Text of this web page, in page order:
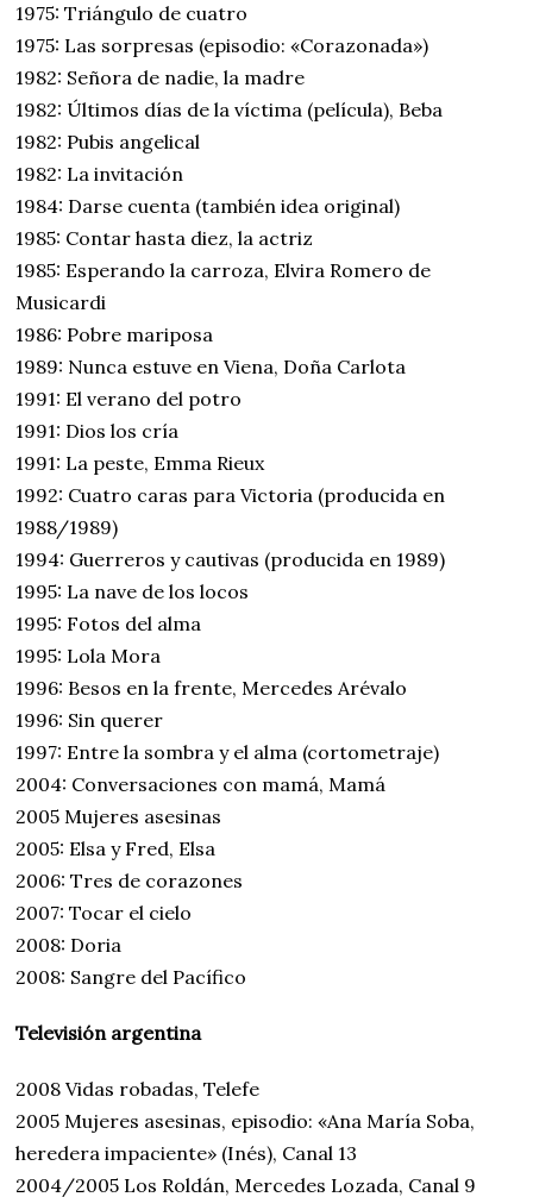
1975: Triángulo de cuatro
1975: Las sorpresas (episodio: «Corazonada»)
1982: Señora de nadie, la madre
1982: Últimos días de la víctima (película), Beba
1982: Pubis angelical
1982: La invitación
1984: Darse cuenta (también idea original)
1985: Contar hasta diez, la actriz
1985: Esperando la carroza, Elvira Romero de
Musicardi
1986: Pobre mariposa
1989: Nunca estuve en Viena, Doña Carlota
1991: El verano del potro
1991: Dios los cría
1991: La peste, Emma Rieux
1992: Cuatro caras para Victoria (producida en
1988/1989)
1994: Guerreros y cautivas (producida en 1989)
1995: La nave de los locos
1995: Fotos del alma
1995: Lola Mora
1996: Besos en la frente, Mercedes Arévalo
1996: Sin querer
1997: Entre la sombra y el alma (cortometraje)
2004: Conversaciones con mamá, Mamá
2005 Mujeres asesinas
2005: Elsa y Fred, Elsa
2006: Tres de corazones
2007: Tocar el cielo
2008: Doria
2008: Sangre del Pacífico
Televisión argentina
2008 Vidas robadas, Telefe
2005 Mujeres asesinas, episodio: «Ana María Soba,
heredera impaciente» (Inés), Canal 13
2004/2005 Los Roldán, Mercedes Lozada, Canal 9